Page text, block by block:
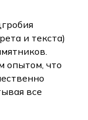
и текста)
опытом, что
все